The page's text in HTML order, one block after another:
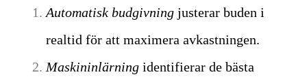
Automatisk budgivning justerar buden i
realtid för att maximera avkastningen.
Maskininlärning identifierar de bästa